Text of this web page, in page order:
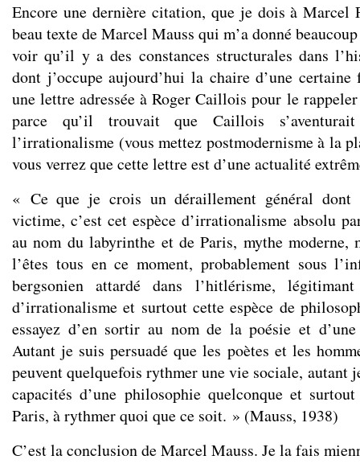
Encore une dernière citation, que je dois à Marcel
beau texte de Marcel Mauss qui m’a donné
voir qu’il y a des constances structurales dans
dont j’occupe aujourd’hui la chaire d’une
une lettre adressée à Roger Caillois pour le
parce qu’il trouvait que Caillois
l’irrationalisme (vous mettez postmodernisme à la
vous verrez que cette lettre est d’une actualité
« Ce que je crois un déraillement général dont
victime, c’est cet espèce d’irrationalisme absolu
au nom du labyrinthe et de Paris, mythe moderne,
l’êtes tous en ce moment, probablement sous
bergsonien attardé dans l’hitlérisme,
d’irrationalisme et surtout cette espèce de
essayez d’en sortir au nom de la poésie et
Autant je suis persuadé que les poètes et les
peuvent quelquefois rythmer une vie sociale, autant
capacités d’une philosophie quelconque et
Paris, à rythmer quoi que ce soit. » (Mauss, 1938)
C’est la conclusion de Marcel Mauss. Je la fais